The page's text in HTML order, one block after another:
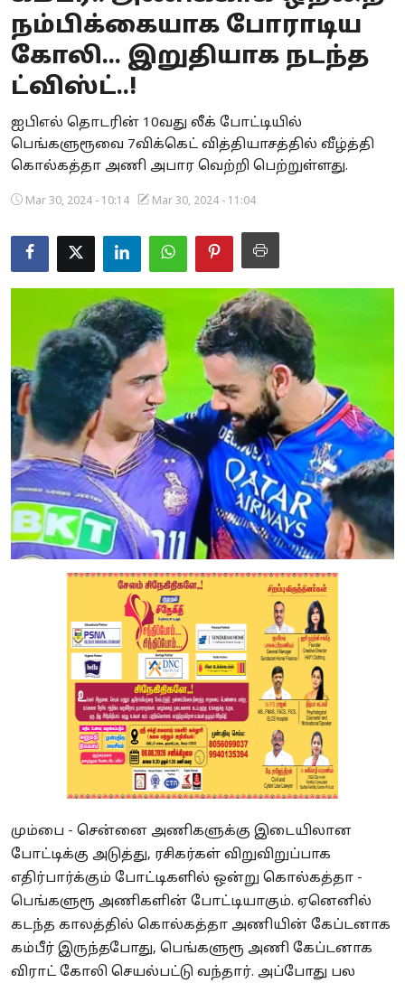
Business
Crime
National
Spirituality
Politics
நம்பிக்கையாக போராடிய
கோலி... இறுதியாக நடந்த
ட்விஸ்ட்..!
ஐபிஎல் தொடரின் 10வது லீக் போட்டியில்
பெங்களுரூவை 7விக்கெட் வித்தியாசத்தில் வீழ்த்தி
கொல்கத்தா அணி அபார வெற்றி பெற்றுள்ளது.
Mar 30, 2024 - 10:14 Mar 30, 2024 - 11:04
மும்பை - சென்னை அணிகளுக்கு இடையிலான
போட்டிக்கு அடுத்து, ரசிகர்கள் விறுவிறுப்பாக
எதிர்பார்க்கும் போட்டிகளில் ஒன்று கொல்கத்தா -
பெங்களுரூ அணிகளின் போட்டியாகும். ஏனெனில்
கடந்த காலத்தில் கொல்கத்தா அணியின் கேப்டனாக
கம்பீர் இருந்தபோது, பெங்களுரூ அணி கேப்டனாக
விராட் கோலி செயல்பட்டு வந்தார். அப்போது பல